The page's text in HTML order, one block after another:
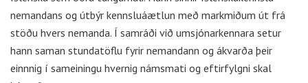
nemandans og útbýr kennsluáætlun með markmiðum út frá
stöðu hvers nemanda. Í samráði við umsjónarkennara setur
hann saman stundatöflu fyrir nemandann og ákvarða þeir
einnnig í sameiningu hvernig námsmati og eftirfylgni skal